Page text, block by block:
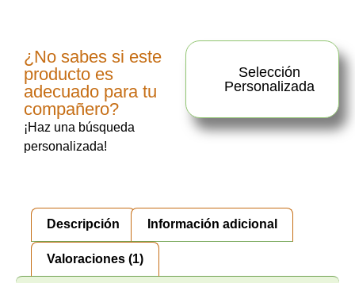
¿No sabes si este
producto es
adecuado para tu
compañero?
¡Haz una búsqueda
personalizada!
Selección
Personalizada
Descripción Información adicional
Valoraciones (1)